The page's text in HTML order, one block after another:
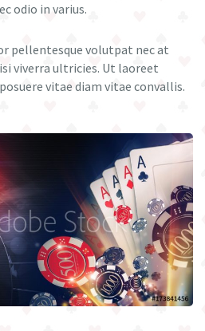
odio in varius.
pellentesque volutpat nec at
viverra ultricies. Ut laoreet
vitae diam vitae convallis.